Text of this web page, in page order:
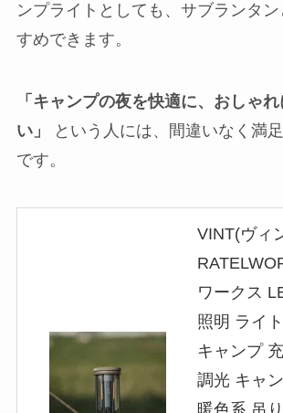
ンプライトとしても、サブランタ
すめできます。
「キャンプの夜を快適に、おしゃ
い」
という人には、間違いなく満
です。
VINT(ヴィ
ワークス
照明 ライ
キャンプ
調光 キャ
暖色系 吊